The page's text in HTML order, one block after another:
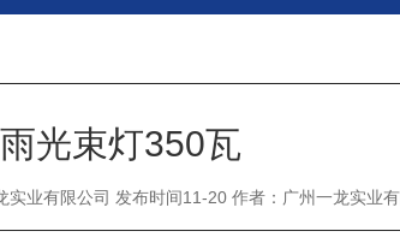
光束灯350瓦
实业有限公司 发布时间11-20 作者：广州一龙实业